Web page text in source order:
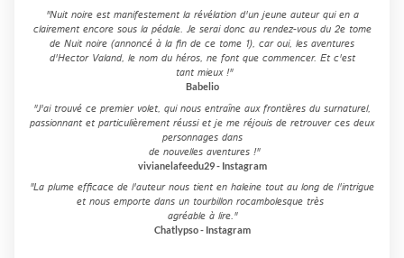
"Nuit noire est manifestement la révélation d'un jeune auteur qui en a
clairement encore sous la pédale. Je serai donc au rendez-vous du 2e tome
de Nuit noire (annoncé à la fin de ce tome 1), car oui, les aventures
d'Hector Valand, le nom du héros, ne font que commencer. Et c'est
tant mieux !"
Babelio
"J'ai trouvé ce premier volet, qui nous entraîne aux frontières du surnaturel,
passionnant et particulièrement réussi et je me réjouis de retrouver ces deux
personnages dans
de nouvelles aventures !"
vivianelafeedu29 - Instagram
"La plume efficace de l'auteur nous tient en haleine tout au long de l'intrigue
et nous emporte dans un tourbillon rocambolesque très
agréable à lire."
Chatlypso - Instagram